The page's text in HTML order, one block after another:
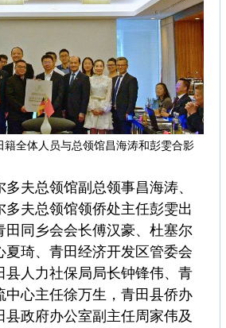
体人员与总领馆昌海涛和彭雯合影
夫总领馆副总领事昌海涛、
多夫总领馆领侨处主任彭雯出
田同乡会会长傅汉豪、杜塞尔
夏琦、青田经济开发区管委会
县人力社保局局长钟锋伟、青
中心主任徐万生，青田县侨办
县政府办公室副主任周家伟及